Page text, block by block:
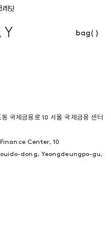
레딧
bag( )
국제금융로 10 서울 국제금융 센터
Center, 10
dong, Yeongdeungpo-gu,